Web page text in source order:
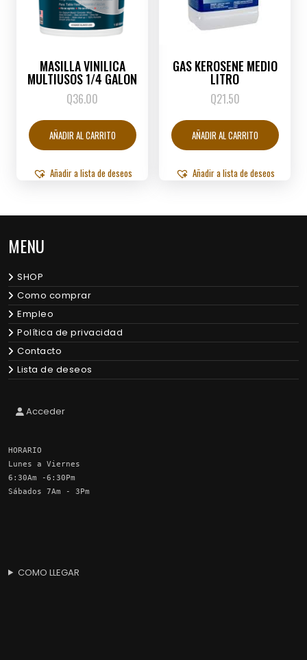
MASILLA VINILICA
MULTIUSOS 1/4 GALON
Q36.00
AÑADIR AL CARRITO
Añadir a lista de deseos
GAS KEROSENE MEDIO
LITRO
Q21.50
AÑADIR AL CARRITO
Añadir a lista de deseos
MENU
SHOP
Como comprar
Empleo
Política de privacidad
Contacto
Lista de deseos
Acceder
HORARIO
Lunes a Viernes
6:30Am -6:30Pm
Sábados 7Am - 3Pm
COMO LLEGAR